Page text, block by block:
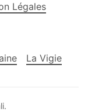
Légales
La Vigie
.